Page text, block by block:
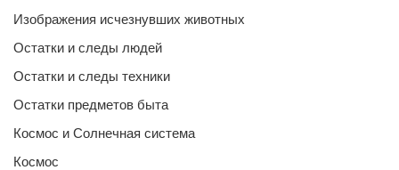
Изображения исчезнувших животных
Остатки и следы людей
Остатки и следы техники
Остатки предметов быта
Космос и Солнечная система
Космос